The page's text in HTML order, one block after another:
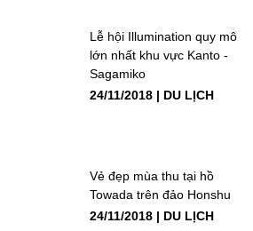
Lễ hội Illumination quy mô
lớn nhất khu vực Kanto -
Sagamiko
24/11/2018
DU LỊCH
Vẻ đẹp mùa thu tại hồ
Towada trên đảo Honshu
24/11/2018
DU LỊCH